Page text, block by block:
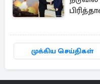
முக்கிய செய்திகள்